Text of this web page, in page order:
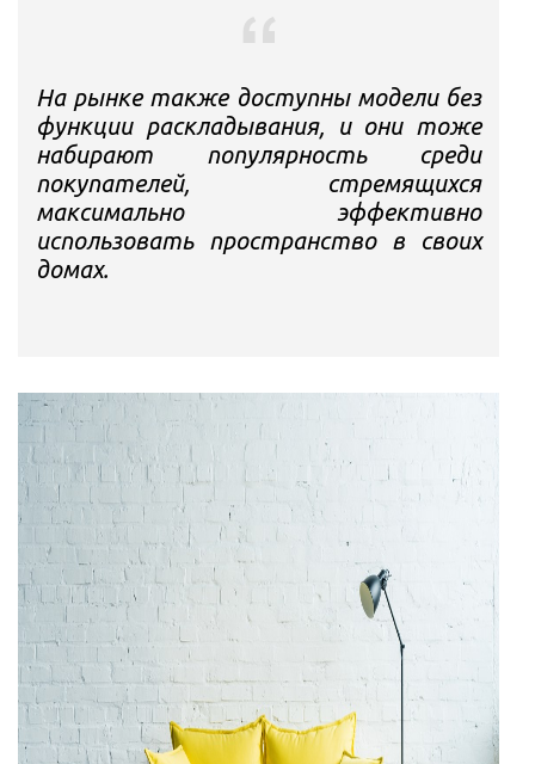
На рынке также доступны модели без
функции раскладывания, и они тоже
набирают популярность среди
покупателей, стремящихся
максимально эффективно
использовать пространство в своих
домах.